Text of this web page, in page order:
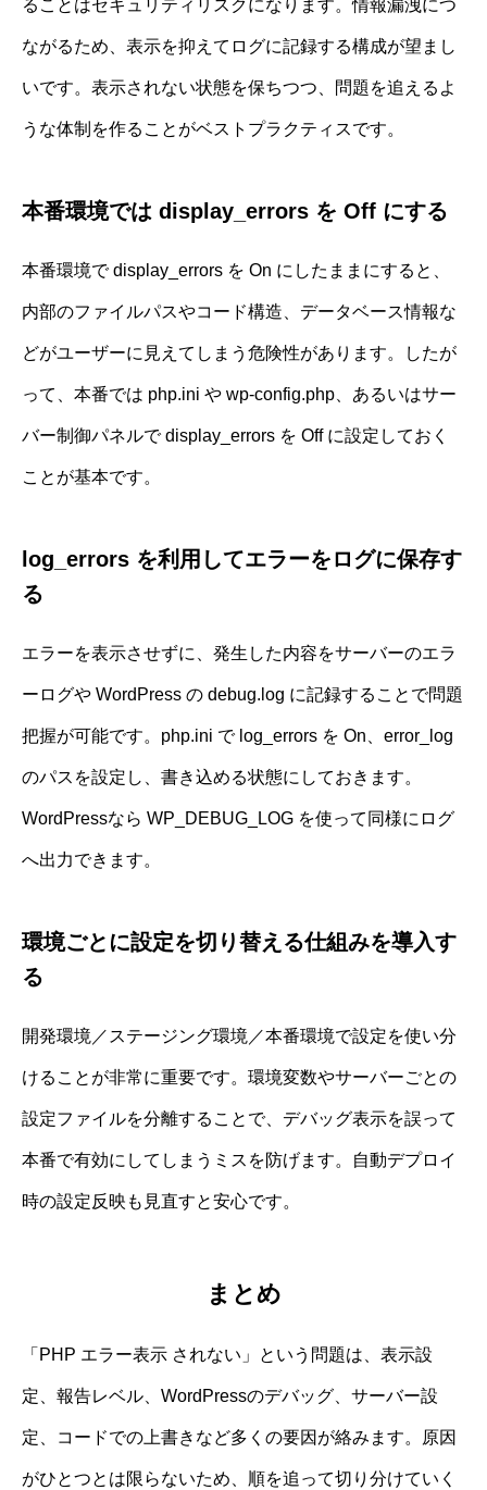
ることはセキュリティリスクになります。情報漏洩につ
ながるため、表示を抑えてログに記録する構成が望まし
いです。表示されない状態を保ちつつ、問題を追えるよ
うな体制を作ることがベストプラクティスです。
本番環境では display_errors を Off にする
本番環境で display_errors を On にしたままにすると、
内部のファイルパスやコード構造、データベース情報な
どがユーザーに見えてしまう危険性があります。したが
って、本番では php.ini や wp-config.php、あるいはサー
バー制御パネルで display_errors を Off に設定しておく
ことが基本です。
log_errors を利用してエラーをログに保存す
る
エラーを表示させずに、発生した内容をサーバーのエラ
ーログや WordPress の debug.log に記録することで問題
把握が可能です。php.ini で log_errors を On、error_log
のパスを設定し、書き込める状態にしておきます。
WordPressなら WP_DEBUG_LOG を使って同様にログ
へ出力できます。
環境ごとに設定を切り替える仕組みを導入す
る
開発環境／ステージング環境／本番環境で設定を使い分
けることが非常に重要です。環境変数やサーバーごとの
設定ファイルを分離することで、デバッグ表示を誤って
本番で有効にしてしまうミスを防げます。自動デプロイ
時の設定反映も見直すと安心です。
まとめ
「PHP エラー表示 されない」という問題は、表示設
定、報告レベル、WordPressのデバッグ、サーバー設
定、コードでの上書きなど多くの要因が絡みます。原因
がひとつとは限らないため、順を追って切り分けていく